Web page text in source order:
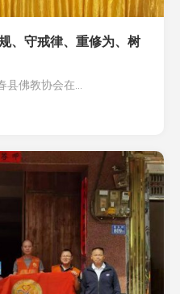
、守戒律、重修为、树
佛教协会在...